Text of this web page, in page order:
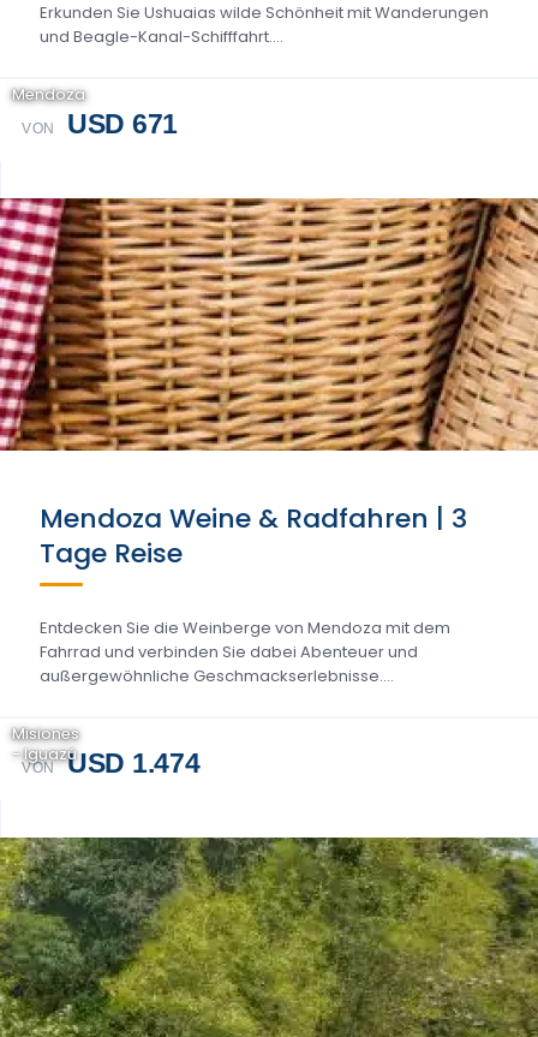
Erkunden Sie Ushuaias wilde Schönheit mit Wanderungen
und Beagle-Kanal-Schifffahrt....
VON USD 671
Mendoza
Mendoza Weine & Radfahren | 3
Tage Reise
Entdecken Sie die Weinberge von Mendoza mit dem
Fahrrad und verbinden Sie dabei Abenteuer und
außergewöhnliche Geschmackserlebnisse....
VON USD 1.474
Misiones
- Iguazú